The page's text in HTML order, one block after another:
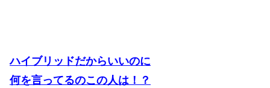
ハイブリッドだからいいのに
何を言ってるのこの人は！？